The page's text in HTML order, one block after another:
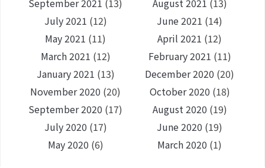
September 2021 (13) August 2021 (13)
July 2021 (12) June 2021 (14)
May 2021 (11) April 2021 (12)
March 2021 (12) February 2021 (11)
January 2021 (13) December 2020 (20)
November 2020 (20) October 2020 (18)
September 2020 (17) August 2020 (19)
July 2020 (17) June 2020 (19)
May 2020 (6) March 2020 (1)